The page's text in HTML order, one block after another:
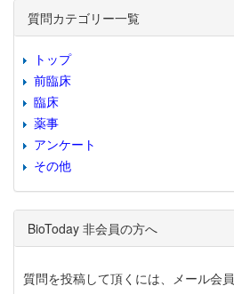
質問カテゴリー一覧
トップ
前臨床
臨床
薬事
アンケート
その他
BioToday 非会員の方へ
質問を投稿して頂くには、メール会